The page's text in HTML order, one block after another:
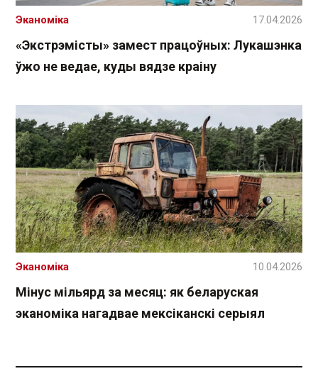
«Экстрэмісты» замест працоўных: Лукашэнка
ўжо не ведае, куды вядзе краіну
Эканоміка 17.04.2026
Мінус мільярд за месяц: як беларуская
эканоміка нагадвае мексіканскі серыял
Эканоміка 10.04.2026